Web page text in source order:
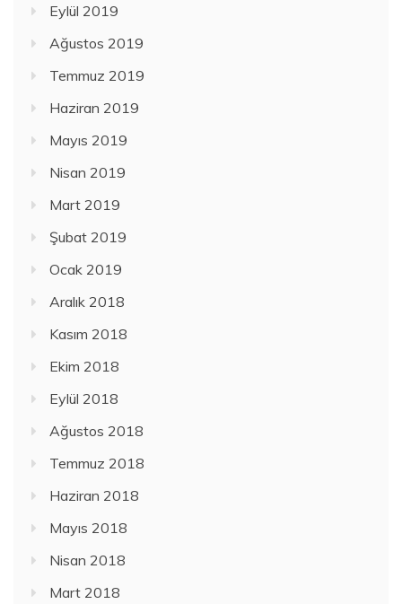
Eylül 2019
Ağustos 2019
Temmuz 2019
Haziran 2019
Mayıs 2019
Nisan 2019
Mart 2019
Şubat 2019
Ocak 2019
Aralık 2018
Kasım 2018
Ekim 2018
Eylül 2018
Ağustos 2018
Temmuz 2018
Haziran 2018
Mayıs 2018
Nisan 2018
Mart 2018